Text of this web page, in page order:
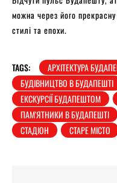
можна через його прекрасну
стилі та епохи.
TAGS: АРХІТЕКТУРА
БУДІВНИЦТВО В БУДАПЕШТІ
ЕКСКУРСІЇ БУДАПЕШТОМ
ПАМ'ЯТНИКИ В БУДАПЕШТІ
СТАДІОН
СТАРЕ МІСТО